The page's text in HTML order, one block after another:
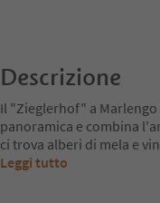
Descrizione
Il "Zieglerhof" a
panoramica e combina
ci trova alberi di mela e
Leggi tutto